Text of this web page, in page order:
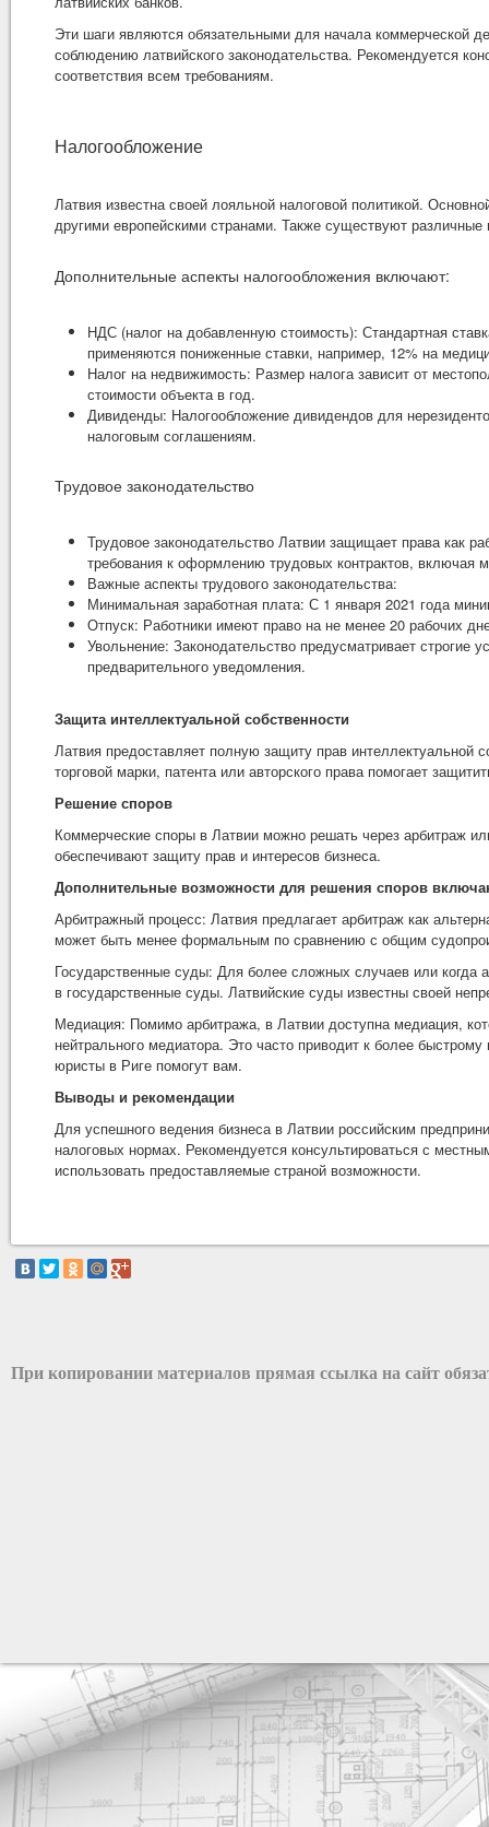
Эти шаги являются обязательными для начала коммерческой
соблюдению латвийского законодательства. Рекомендуется
соответствия всем требованиям.
Налогообложение
Латвия известна своей лояльной налоговой политикой.
другими европейскими странами. Также существуют
Дополнительные аспекты налогообложения включают:
НДС (налог на добавленную стоимость): Стандартная
применяются пониженные ставки, например, 12% на
Налог на недвижимость: Размер налога зависит от
стоимости объекта в год.
Дивиденды: Налогообложение дивидендов для
налоговым соглашениям.
Трудовое законодательство
Трудовое законодательство Латвии защищает права как
требования к оформлению трудовых контрактов, включая
Важные аспекты трудового законодательства:
Минимальная заработная плата: С 1 января 2021 года
Отпуск: Работники имеют право на не менее 20 рабочих
Увольнение: Законодательство предусматривает строгие
предварительного уведомления.
Защита интеллектуальной собственности
Латвия предоставляет полную защиту прав интеллектуальной
торговой марки, патента или авторского права помогает
Решение споров
Коммерческие споры в Латвии можно решать через арбитраж
обеспечивают защиту прав и интересов бизнеса.
Дополнительные возможности для решения споров
Арбитражный процесс: Латвия предлагает арбитраж как
может быть менее формальным по сравнению с общим
Государственные суды: Для более сложных случаев или
в государственные суды. Латвийские суды известны своей
Медиация: Помимо арбитража, в Латвии доступна медиация,
нейтрального медиатора. Это часто приводит к более
юристы в Риге помогут вам.
Выводы и рекомендации
Для успешного ведения бизнеса в Латвии российским
налоговых нормах. Рекомендуется консультироваться с
использовать предоставляемые страной возможности.
При копировании материалов прямая ссылка на сайт